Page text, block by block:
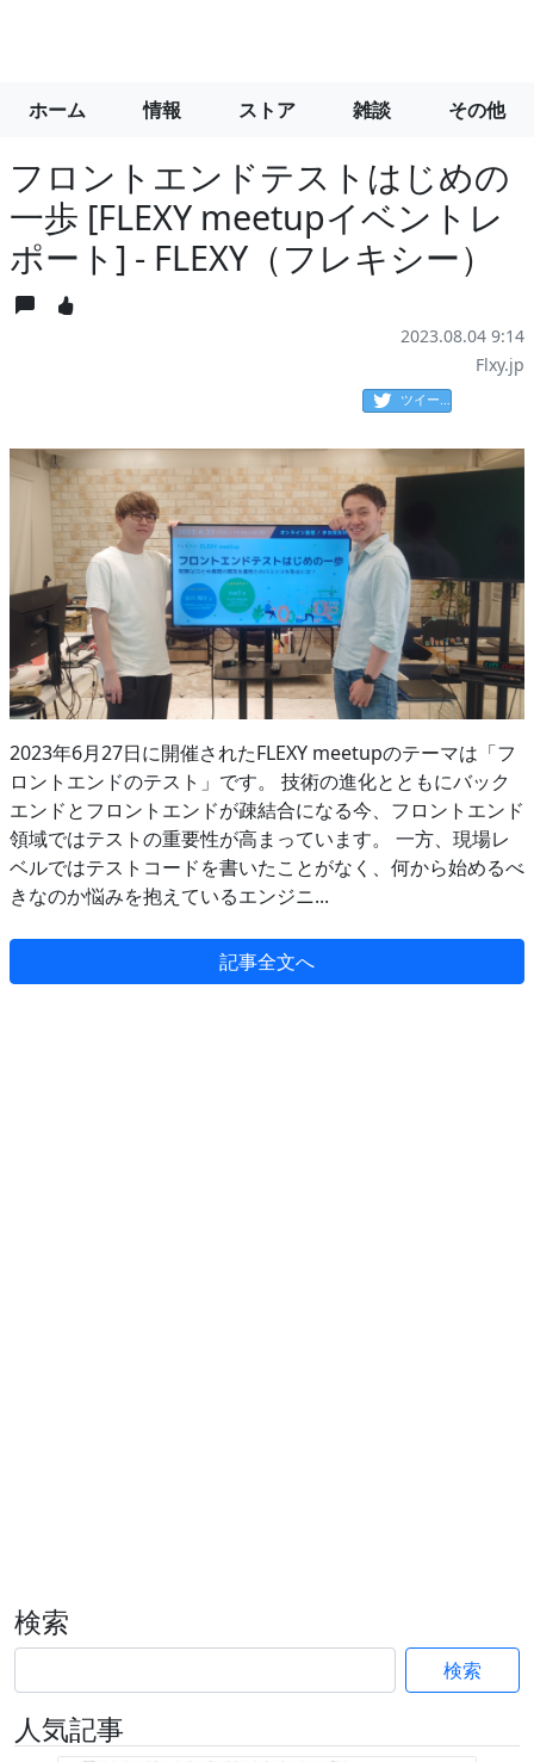
ホーム 情報 ストア 雑談 その他
フロントエンドテストはじめの
一歩 [FLEXY meetupイベントレ
ポート] - FLEXY（フレキシー）
2023.08.04 9:14
Flxy.jp
ツイート
2023年6月27日に開催されたFLEXY meetupのテーマは「フ
ロントエンドのテスト」です。 技術の進化とともにバック
エンドとフロントエンドが疎結合になる今、フロントエンド
領域ではテストの重要性が高まっています。 一方、現場レ
ベルではテストコードを書いたことがなく、何から始めるべ
きなのか悩みを抱えているエンジニ...
記事全文へ
検索
検索
人気記事